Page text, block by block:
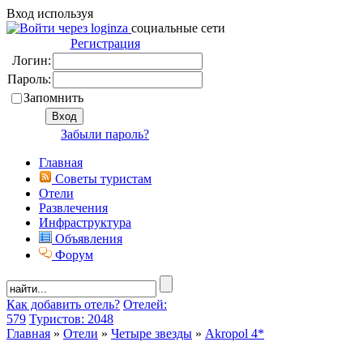
Вход используя
социальные сети
Регистрация
Логин:
Пароль:
Запомнить
Забыли пароль?
Главная
Советы туристам
Отели
Развлечения
Инфраструктура
Объявления
Форум
Как добавить отель? Отелей:
579 Туристов: 2048
Главная » Отели » Четыре звезды » Akropol 4*